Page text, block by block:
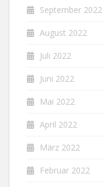
September 2022
August 2022
Juli 2022
Juni 2022
Mai 2022
April 2022
März 2022
Februar 2022